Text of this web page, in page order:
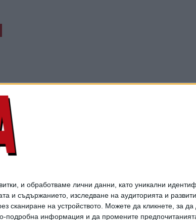
и обработваме лични данни, като уникални
съдържанието, изследване на аудиторията и
на устройството. Можете да кликнете, за да
подробна информация и да промените